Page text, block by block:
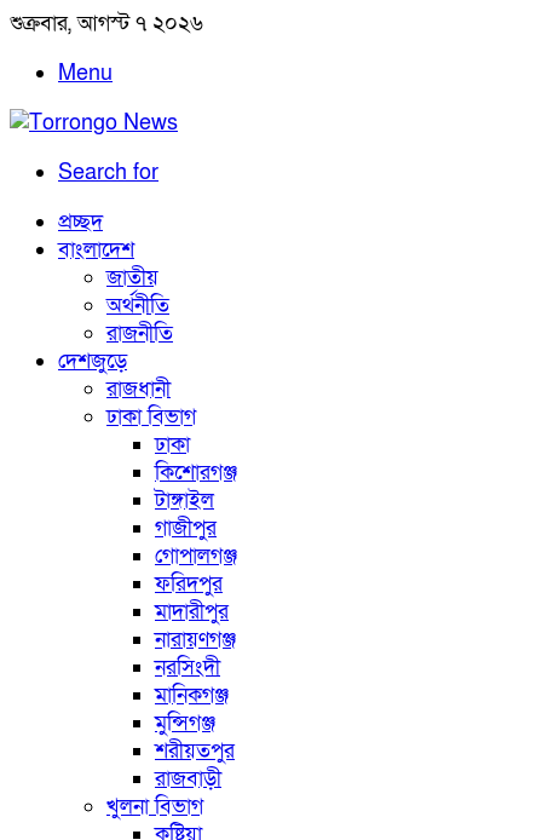
শুক্রবার, আগস্ট ৭ ২০২৬
Menu
Search for
প্রচ্ছদ
বাংলাদেশ
জাতীয়
অর্থনীতি
রাজনীতি
দেশজুড়ে
রাজধানী
ঢাকা বিভাগ
ঢাকা
কিশোরগঞ্জ
টাঙ্গাইল
গাজীপুর
গোপালগঞ্জ
ফরিদপুর
মাদারীপুর
নারায়ণগঞ্জ
নরসিংদী
মানিকগঞ্জ
মুন্সিগঞ্জ
শরীয়তপুর
রাজবাড়ী
খুলনা বিভাগ